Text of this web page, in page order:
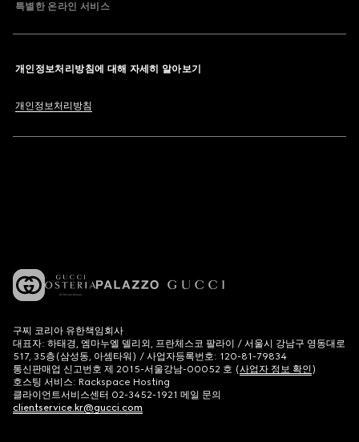
특별한 온라인 서비스
개인정보처리방침에 대해 자세히 알아보기
개인정보처리방침
구찌 코리아 유한책임회사
대표자: 하태경, 엠마누엘 델리외, 프란체스코 팔라이 / 서울시 강남구 영동대로
517, 35층(삼성동, 아셈타워) / 사업자등록번호: 120-81-79834
통신판매업 신고번호 제 2015-서울강남-00052 호 (사업자 정보 확인)
호스팅 서비스: Rackspace Hosting
클라이언트서비스센터 02-3452-1921 메일 문의
clientservice.kr@gucci.com